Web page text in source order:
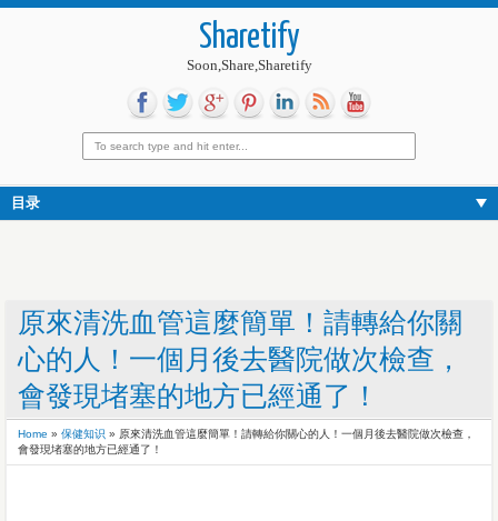
Sharetify
Soon,Share,Sharetify
目录
原來清洗血管這麼簡單！請轉給你關
心的人！一個月後去醫院做次檢查，
會發現堵塞的地方已經通了！
Home » 保健知识 » 原來清洗血管這麼簡單！請轉給你關心的人！一個月後去醫院做次檢查，
會發現堵塞的地方已經通了！